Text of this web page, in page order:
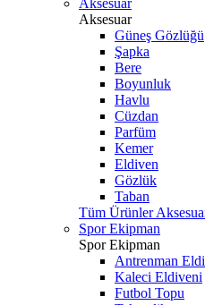
Aksesuar
Aksesuar
Güneş Gözlüğü
Şapka
Bere
Boyunluk
Havlu
Cüzdan
Parfüm
Kemer
Eldiven
Gözlük
Taban
Tüm Ürünler
Spor Ekipman
Spor Ekipman
Antrenman
Kaleci Eldiveni
Futbol Topu